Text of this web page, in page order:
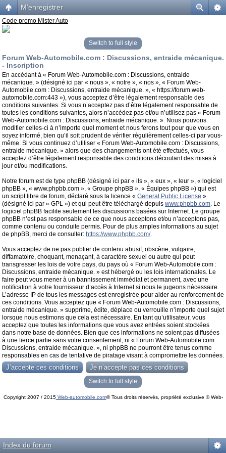
M’enregistrer
Code promo Mister Auto
Switch to full style
Forum Web-Automobile.com : Discussions, entraide mécanique.
- Inscription
En accédant à « Forum Web-Automobile.com : Discussions, entraide
mécanique. » (désigné ici par « nous », « notre », « nos », « Forum Web-
Automobile.com : Discussions, entraide mécanique. », « https://forum.web-
automobile.com:443 »), vous acceptez d’être légalement responsable des
conditions suivantes. Si vous n’acceptez pas d’être légalement responsable de
toutes les conditions suivantes, alors n’accédez pas et/ou n’utilisez pas « Forum
Web-Automobile.com : Discussions, entraide mécanique. ». Nous pouvons
modifier celles-ci à n’importe quel moment et nous ferons tout pour que vous en
soyez informé, bien qu’il soit prudent de vérifier régulièrement celles-ci par vous-
même. Si vous continuez d’utiliser « Forum Web-Automobile.com : Discussions,
entraide mécanique. » alors que des changements ont été effectués, vous
acceptez d’être légalement responsable des conditions découlant des mises à
jour et/ou modifications.
Notre forum est de type phpBB (désigné ici par « ils », « eux », « leur », « logiciel
phpBB », « www.phpbb.com », « Groupe phpBB », « Équipes phpBB ») qui est
un script libre de forum, déclaré sous la licence « General Public License »
(désigné ici par « GPL ») et qui peut être téléchargé depuis www.phpbb.com. Le
logiciel phpBB facilite seulement les discussions basées sur Internet. Le groupe
phpBB n’est pas responsable de ce que nous acceptons et/ou n’acceptons pas,
comme contenu ou conduite permis. Pour de plus amples informations au sujet
de phpBB, merci de consulter: https://www.phpbb.com/.
Vous acceptez de ne pas publier de contenu abusif, obscène, vulgaire,
diffamatoire, choquant, menaçant, à caractère sexuel ou autre qui peut
transgresser les lois de votre pays, du pays où « Forum Web-Automobile.com :
Discussions, entraide mécanique. » est hébergé ou les lois internationales. Le
faire peut vous mener à un bannissement immédiat et permanent, avec une
notification à votre fournisseur d’accès à Internet si nous le jugeons nécessaire.
L’adresse IP de tous les messages est enregistrée pour aider au renforcement de
ces conditions. Vous acceptez que « Forum Web-Automobile.com : Discussions,
entraide mécanique. » supprime, édite, déplace ou verrouille n’importe quel sujet
lorsque nous estimons que cela est nécessaire. En tant qu’utilisateur, vous
acceptez que toutes les informations que vous avez entrées soient stockées
dans notre base de données. Bien que ces informations ne soient pas diffusées
à une tierce partie sans votre consentement, ni « Forum Web-Automobile.com :
Discussions, entraide mécanique. », ni phpBB ne pourront être tenus comme
responsables en cas de tentative de piratage visant à compromettre les données.
Switch to full style
Copyright 2007 / 2015Web-automobile.com® Tous droits réservés, propriété exclusive © Web-
Index du forum